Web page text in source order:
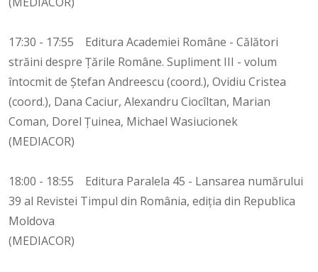
17:30 - 17:55 Editura Academiei Române - Călători
străini despre Țările Române. Supliment III - volum
întocmit de Ștefan Andreescu (coord.), Ovidiu Cristea
(coord.), Dana Caciur, Alexandru Ciocîltan, Marian
Coman, Dorel Țuinea, Michael Wasiucionek
(MEDIACOR)
18:00 - 18:55 Editura Paralela 45 - Lansarea numărului
39 al Revistei Timpul din România, ediția din Republica
Moldova
(MEDIACOR)